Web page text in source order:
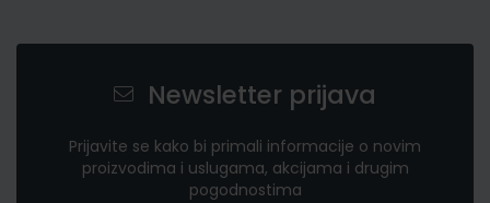
Newsletter prijava
Prijavite se kako bi primali informacije o novim
proizvodima i uslugama, akcijama i drugim
pogodnostima